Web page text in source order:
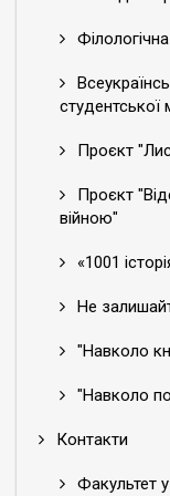
студентської
Проєкт
Проєкт
війною"
«1001
Не
"Навколо
"Навколо
Контакти
Факультет